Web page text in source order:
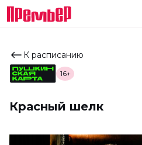
К расписанию
Красный шелк
16+